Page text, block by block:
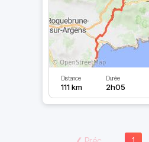
Distance
111 km
Durée
2h05